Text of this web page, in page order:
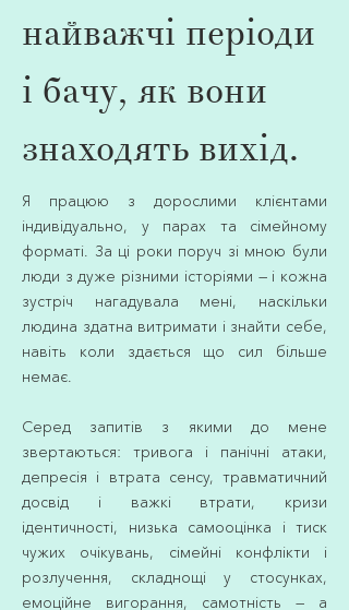
найважчі періоди
і бачу, як вони
знаходять вихід.
Я працюю з дорослими клієнтами
індивідуально, у парах та сімейному
форматі. За ці роки поруч зі мною були
люди з дуже різними історіями — і кожна
зустріч нагадувала мені, наскільки
людина здатна витримати і знайти себе,
навіть коли здається що сил більше
немає.
Серед запитів з якими до мене
звертаються: тривога і панічні атаки,
депресія і втрата сенсу, травматичний
досвід і важкі втрати, кризи
ідентичності, низька самооцінка і тиск
чужих очікувань, сімейні конфлікти і
розлучення, складнощі у стосунках,
емоційне вигорання, самотність — а